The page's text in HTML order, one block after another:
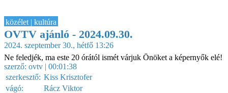
közélet | kultúra
OVTV ajánló - 2024.09.30.
2024. szeptember 30., hétfő 13:26
Ne feledjék, ma este 20 órától ismét várjuk Önöket a képernyők elé!
szerző: ovtv | 00:01:38
szerkesztő: Kiss Krisztofer
vágó:
Rácz Viktor